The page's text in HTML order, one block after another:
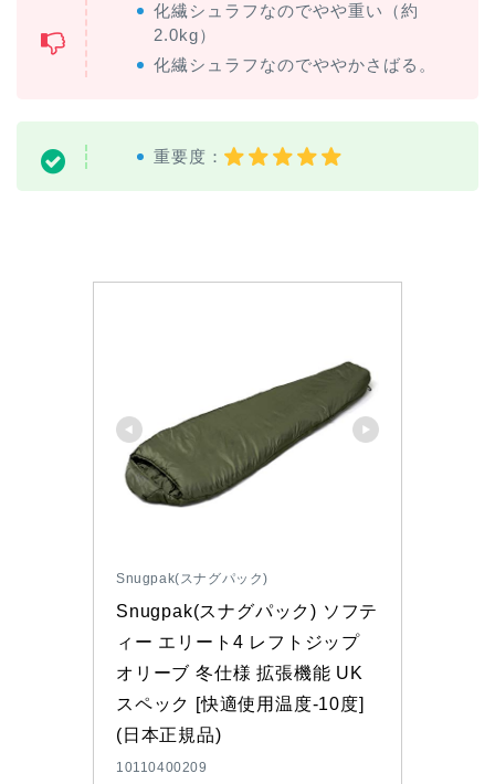
化繊シュラフなのでやや重い（約
2.0kg）
化繊シュラフなのでややかさばる。
重要度：
Snugpak(スナグパック)
Snugpak(スナグパック) ソフテ
ィー エリート4 レフトジップ
オリーブ 冬仕様 拡張機能 UK
スペック [快適使用温度-10度]
(日本正規品)
10110400209